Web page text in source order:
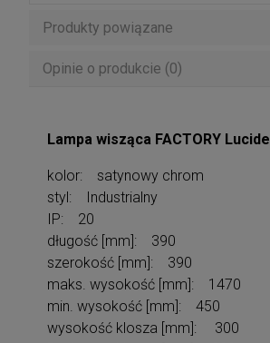
Produkty powiązane
Opinie o produkcie (0)
Lampa wisząca FACTORY Lucide
kolor: satynowy chrom
styl: Industrialny
IP: 20
długość [mm]: 390
szerokość [mm]: 390
maks. wysokość [mm]: 1470
min. wysokość [mm]: 450
wysokość klosza [mm]: 300